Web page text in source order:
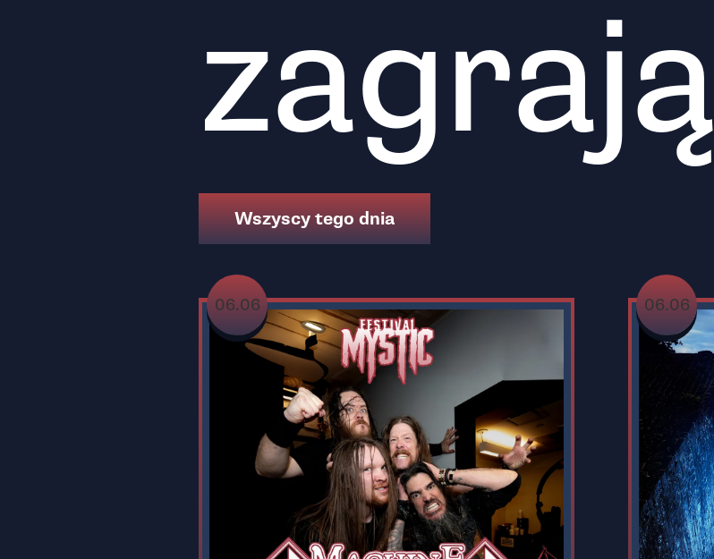
zagrają
Wszyscy tego dnia
06.06 06.06